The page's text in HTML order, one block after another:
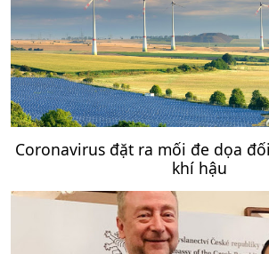
Coronavirus đặt ra mối đe dọa
khí hậu